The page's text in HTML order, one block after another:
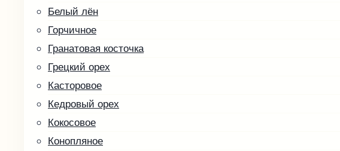
Белый лён
Горчичное
Гранатовая косточка
Грецкий орех
Касторовое
Кедровый орех
Кокосовое
Конопляное